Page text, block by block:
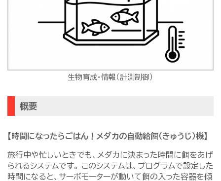
生物育成・情報（計測制御）
概要
【時間になったらごはん！メダカの自動給餌（きゅうじ）機】
旅行中や忙しいときでも、メダカに決まった時間に餌をあげ
られるシステムです。 このシステムは、プログラムで設定した
時間になると、サーボモーターが動いて餌の入った容器を傾